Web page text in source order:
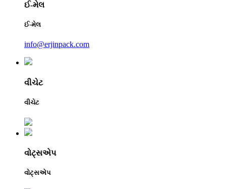
ઈ-મેલ
ઈ-મેલ
info@erjinpack.com
વીચેટ
વીચેટ
વોટ્સએપ
વોટ્સએપ